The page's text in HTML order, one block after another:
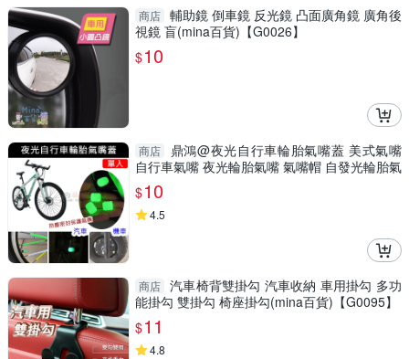
商店 輔助鏡 倒車鏡 反光鏡 凸面廣角鏡 廣角後
視鏡 盲(mina百貨)【G0026】
$10
商店
鼎鴻@夜光自行車輪胎氣嘴蓋 美式氣嘴
自行車氣嘴 夜光輪胎氣嘴 氣嘴帽 自發光輪胎氣
門帽
$10
4.5
商店 汽車椅背雙掛勾 汽車收納 車用掛勾 多功
能掛勾 雙掛勾 椅座掛勾(mina百貨)【G0095】
$11
4.8